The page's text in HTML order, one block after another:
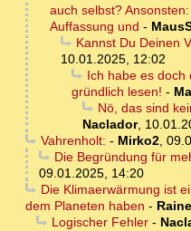
auch selbst?
Auffassung und -
Kannst Du Deinen
10.01.2025, 12:02
Ich habe es doch
gründlich lesen! -
Nö, das sind
Naclador,
Vahrenholt: - Mirko2,
Die Begründung für
09.01.2025, 14:20
Die Klimaerwärmung ist
dem Planeten haben -
Logischer Fehler-